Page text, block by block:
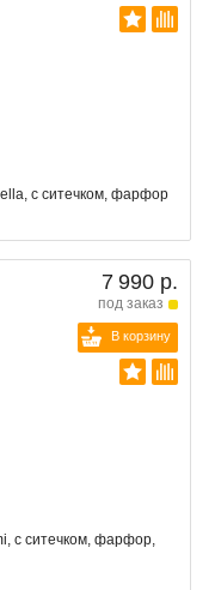
с ситечком, фарфор
7 990 р.
под заказ
В корзину
с ситечком, фарфор,